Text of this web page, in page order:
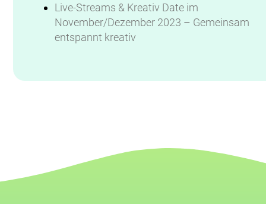
Live-Streams & Kreativ Date im
November/Dezember 2023 – Gemeinsam
entspannt kreativ